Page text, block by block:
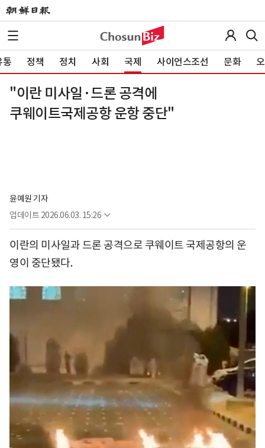
통 정책 정치 사회 국제 사이언스조선 문화
"이란 미사일·드론 공격에
쿠웨이트국제공항 운항 중단"
윤예원 기자
업데이트 2026.06.03. 15:26
이란의 미사일과 드론 공격으로 쿠웨이트 국제공항의 운
영이 중단됐다.